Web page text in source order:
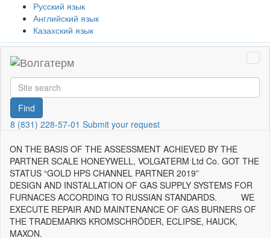
Русский язык
Английский язык
Казахский язык
Find
8 (831) 228-57-01 Submit your request
ON THE BASIS OF THE ASSESSMENT ACHIEVED BY THE
PARTNER SCALE HONEYWELL, VOLGATERM Ltd Co. GOT THE
STATUS “GOLD HPS CHANNEL PARTNER 2019”
DESIGN AND INSTALLATION OF GAS SUPPLY SYSTEMS FOR
FURNACES ACCORDING TO RUSSIAN STANDARDS. WE
EXECUTE REPAIR AND MAINTENANCE OF GAS BURNERS OF
THE TRADEMARKS KROMSCHRÖDER, ECLIPSE, HAUCK,
MAXON.